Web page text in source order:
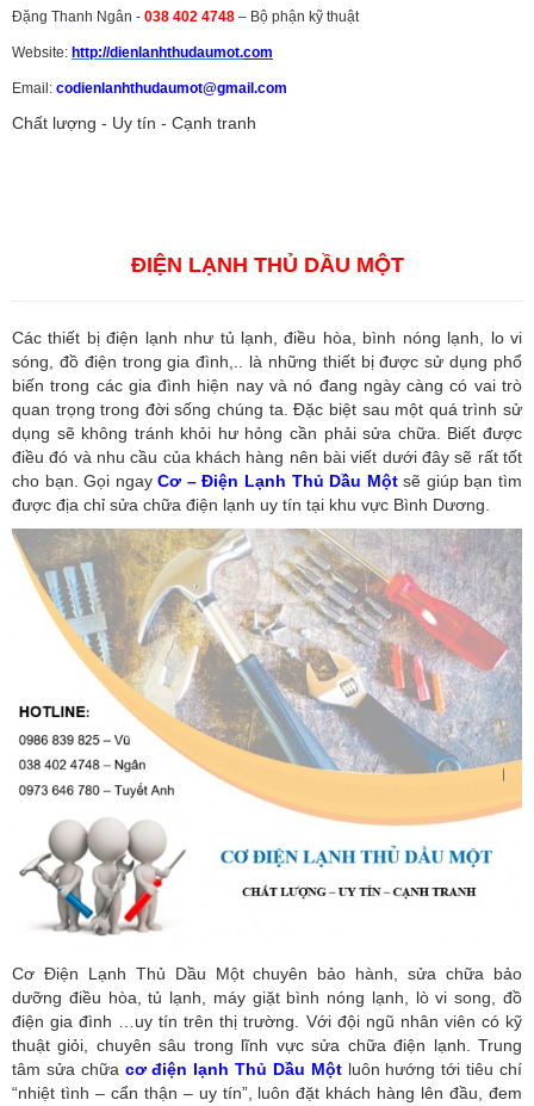
Đặng Thanh Ngân - 038 402 4748 – Bộ phận kỹ thuật
Website: http://dienlanhthudaumot.com
Email: codienlanhthudaumot@gmail.com
Chất lượng - Uy tín - Cạnh tranh
ĐIỆN LẠNH THỦ DẦU MỘT
Các thiết bị điện lạnh như tủ lạnh, điều hòa, bình nóng lạnh, lo vi
sóng, đồ điện trong gia đình,.. là những thiết bị được sử dụng phổ
biến trong các gia đình hiện nay và nó đang ngày càng có vai trò
quan trọng trong đời sống chúng ta. Đặc biệt sau một quá trình sử
dụng sẽ không tránh khỏi hư hỏng cần phải sửa chữa. Biết được
điều đó và nhu cầu của khách hàng nên bài viết dưới đây sẽ rất tốt
cho bạn. Gọi ngayCơ – Điện Lạnh Thủ Dầu Một sẽ giúp bạn tìm
được địa chỉ sửa chữa điện lạnh uy tín tại khu vực Bình Dương.
Cơ Điện Lạnh Thủ Dầu Một chuyên bảo hành, sửa chữa bảo
dưỡng điều hòa, tủ lạnh, máy giặt bình nóng lạnh, lò vi song, đồ
điện gia đình …uy tín trên thị trường. Với đội ngũ nhân viên có kỹ
thuật giỏi, chuyên sâu trong lĩnh vực sửa chữa điện lạnh. Trung
tâm sửa chữa cơ điện lạnh Thủ Dầu Mộtluôn hướng tới tiêu chí
“nhiệt tình – cẩn thận – uy tín”, luôn đặt khách hàng lên đầu, đem